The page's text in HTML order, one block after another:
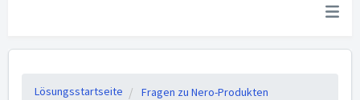
Lösungsstartseite Fragen zu Nero-Produkten